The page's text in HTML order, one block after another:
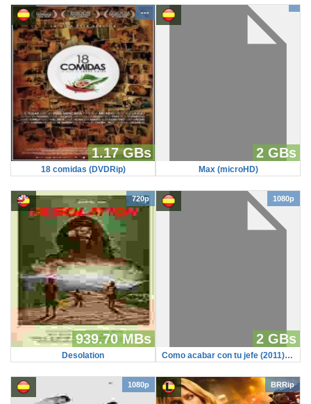
---
1.17 GBs
18 comidas (DVDRip)
2 GBs
Max (microHD)
720p
939.70 MBs
Desolation
1080p
2 GBs
Como acabar con tu jefe (2011)(MicroHD)
1080p BRRip